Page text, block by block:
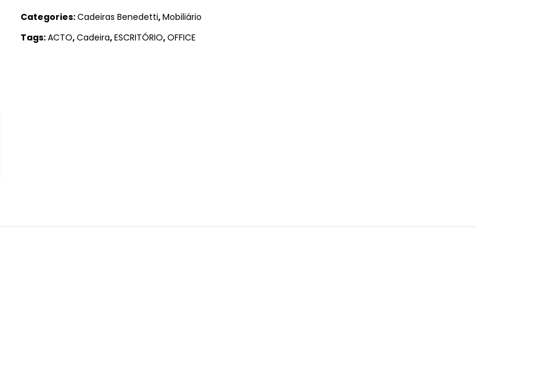
Categories:Cadeiras Benedetti,Mobiliário
Tags:ACTO,Cadeira,ESCRITÓRIO,OFFICE